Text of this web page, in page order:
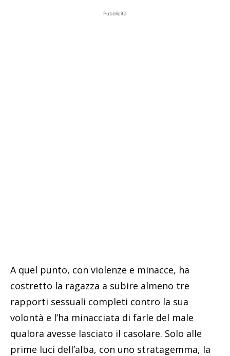
Pubblicità
A quel punto, con violenze e minacce, ha
costretto la ragazza a subire almeno tre
rapporti sessuali completi contro la sua
volontà e l’ha minacciata di farle del male
qualora avesse lasciato il casolare. Solo alle
prime luci dell’alba, con uno stratagemma, la